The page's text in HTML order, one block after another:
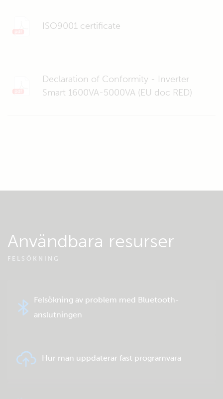
ISO9001 certificate
Declaration of Conformity - Inverter
Smart 1600VA-5000VA (EU doc RED)
Användbara resurser
FELSÖKNING
Felsökning av problem med Bluetooth-
anslutningen
Hur man uppdaterar fast programvara